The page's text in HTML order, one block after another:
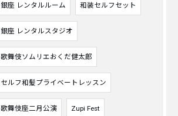
銀座 レンタルルーム 和装セルフセット
銀座 レンタルスタジオ
歌舞伎ソムリエおくだ健太郎
セルフ和髪プライベートレッスン
歌舞伎座二月公演 Zupi Fest